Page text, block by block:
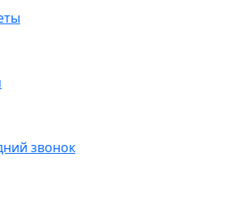
звонок